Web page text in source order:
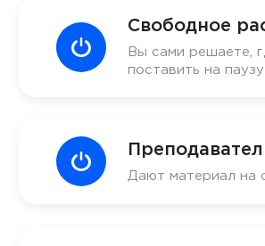
Свободное
Вы сами решаете,
поставить на
Дают материал на